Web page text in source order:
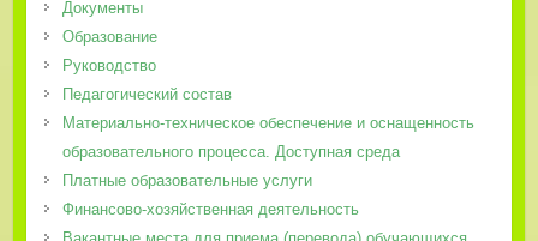
Документы
Образование
Руководство
Педагогический состав
Материально-техническое обеспечение и оснащенность
образовательного процесса. Доступная среда
Платные образовательные услуги
Финансово-хозяйственная деятельность